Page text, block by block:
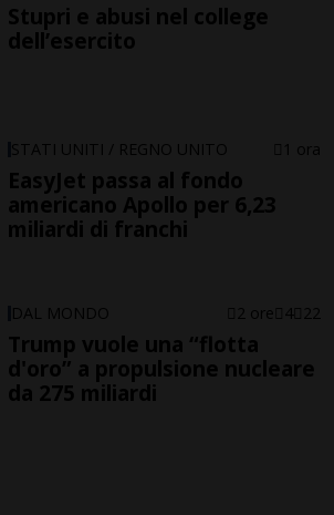
Stupri e abusi nel college
dell’esercito
STATI UNITI / REGNO UNITO 1 ora
EasyJet passa al fondo
americano Apollo per 6,23
miliardi di franchi
DAL MONDO 2 ore 4 22
Trump vuole una “flotta
d'oro” a propulsione nucleare
da 275 miliardi